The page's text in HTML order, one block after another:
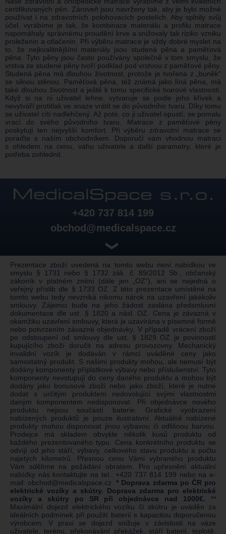
certifikovaných pěn. Zároveň jsou navrženy tak, aby je bylo možné
používat i na zdravotních polohovacích postelích. Aby splnily svůj
účel, vyrábíme je tak, že kombinace materiálu a profilu matrace
napomáhaly správnému proudění krve a snižovaly tak riziko vzniku
proleženin a otlačenin. Při výběru matrace je vždy dobré myslet na
to, že nejkvalitnějšími materiály jsou studená pěna a paměťová
pěna. Tyto pěny jsou často používány společně v tom smyslu, že
vrstva ze studené pěny tvoří podklad pod vrstvou z paměťové pěny.
Studená pěna má dlouhou životnost, protože je tvořena z „buněk“
se silnou stěnou. Paměťová pěna, též známá jako líná pěna, má
také dlouhou životnost a ještě k tomu specifické tvarové vlastnosti.
Když si na ni uživatel lehne, vytvaruje se podle jeho křivek a
nevytváří protitlak ve snaze vrátit se do původního tvaru. Díky tomu
se uživatel cítí nadlehčený. Až poté, co ji uživatel opustí, se pomalu
vrací do svého původního tvaru. Matrace z paměťové pěny
poskytují ten nejvyšší komfort. Při výběru zdravotní matrace se
poraďte s naším obchodníkem. Doporučí vám vhodnou matraci
s ohledem na cenu, váhu uživatele a další parametry, které je
potřeba zohlednit.
+420 737 814 199
obchod@medicalspace.cz
❯
Prezentace zboží uvedená na tomto webu není nabídkou ve
smyslu § 1731 nebo § 1732 zák. č. 89/2012 Sb., občanský
zákoník v platném znění (dále jen „OZ“), ani se nejedná o
veřejný příslib dle § 1733 OZ. Z této prezentace umístěné na
tomto webu tedy nevzniká nikomu nárok na uzavření jakékoliv
smlouvy. Zájemci bude na jeho žádost zaslána předsmluvní
dokumentace dle ust. § 1820 a násl. OZ. Cena je závazná v
okamžiku uzavření smlouvy, která je uzavírána v písemné formě
nebo potvrzením závazné objednávky. V případě vrácení zboží
po odstoupení od smlouvy dle ust. § 1829 OZ je povinností
kupujícího zboží doručit na adresu provozovny. Mechanický
invalidní vozík je dodáván v rámci uváděné ceny jako
samostatný produkt. S našimi produkty mohou, ale nemusí být
dodány komponenty příplatkové výbavy nebo příslušenství. Tyto
komponenty nevstupují do ceny daného produktu a mohou být
dodány jako bonusové zboží nebo jako zboží, které je nutné
dodat s určitým produktem nedovolující svými vlastnostmi
daným komponentem nedisponovat. Při objednávce nového
produktu nejsou součástí baterie. Grafické vyobrazení
nabízených produktů je pouze ilustrativní. Aktuálně nabízené
produkty mohou disponovat jinou výbavou či odlišnou barvou.
Prodejce má skladem obvykle několik kusů produktu od
každého prezentovaného typu. Cena konkrétního produktu se
odvíjí od jeho stáří, výbavy, celkového stavu produktu a počtu
najetých kilometrů. Přesnou cenu Vámi vybraného produktu
Vám sdělíme na požádání obratem. Pro upřesnění aktuální
nabídky nás kontaktujte na tel.: +420 737 814 199 nebo na e-
mail: obchod@medicalspace.cz
* Doprava zdarma po ČR pro
elektrické vozíky a skútry. Doprava zdarma pro elektrické
vozíky a skútry po SR při objednávce nad 1000€. **
Maximální dojezd elektrického vozíku či skútru je uváděn za
ideálních podmínek při použití baterií s kapacitou doporučenou
výrobcem. V praxi se dojezd snižuje v závislosti na váze
uživatele, terénu, překonávání překážek, stáří baterií, teplotě,